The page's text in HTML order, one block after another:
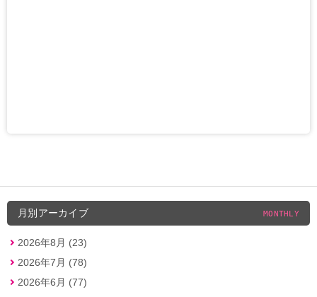
月別アーカイブ MONTHLY
2026年8月 (23)
2026年7月 (78)
2026年6月 (77)